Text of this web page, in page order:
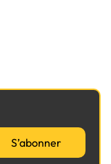
S’abonner